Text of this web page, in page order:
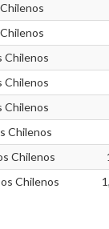
Chilenos
Chilenos
Chilenos
Chilenos
Chilenos
Chilenos